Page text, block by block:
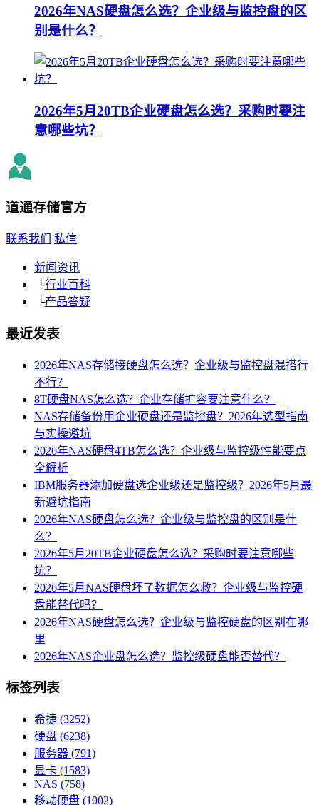
2026年NAS硬盘怎么选？企业级与监控盘的区
别是什么？
2026年5月20TB企业硬盘怎么选？采购时要注
意哪些坑？
道通存储官方
联系我们 私信
新闻资讯
└行业百科
└产品答疑
最近发表
2026年NAS存储接硬盘怎么选？企业级与监控盘混搭行
不行？
8T硬盘NAS怎么选？企业存储扩容要注意什么？
NAS存储备份用企业硬盘还是监控盘？2026年选型指南
与实操避坑
2026年NAS硬盘4TB怎么选？企业级与监控级性能要点
全解析
IBM服务器添加硬盘选企业级还是监控级？2026年5月最
新避坑指南
2026年NAS硬盘怎么选？企业级与监控盘的区别是什
么？
2026年5月20TB企业硬盘怎么选？采购时要注意哪些
坑？
2026年5月NAS硬盘坏了数据怎么救？企业级与监控硬
盘能替代吗？
2026年NAS硬盘怎么选？企业级与监控硬盘的区别在哪
里
2026年NAS企业盘怎么选？监控级硬盘能否替代？
标签列表
希捷 (3252)
硬盘 (6238)
服务器 (791)
显卡 (1583)
NAS (758)
移动硬盘 (1002)